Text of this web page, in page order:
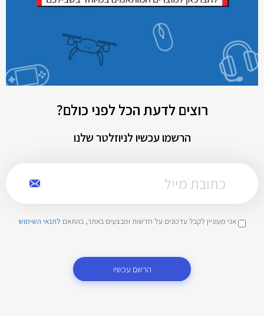
רוצים לדעת הכל לפני כולם?
הרשמו עכשיו לניוזלטר שלנו
אני מעוניין לקבל עדכונים על חדשות ומבצעים באתר, בהתאם לתנאי השימוש
הרשם עכשיו